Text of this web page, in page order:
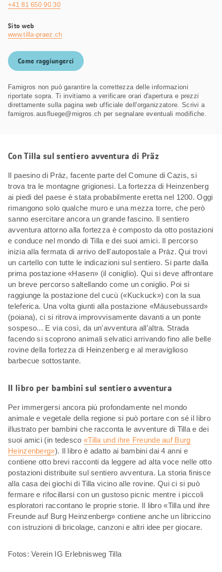
+41 81 650 90 30
Sito web
www.tilla-praez.ch
Come raggiungerci
Famigros non può garantire la correttezza delle informazioni
riportate sopra. Ti invitiamo a verificare orari d'apertura e prezzi
direttamente sulla pagina web ufficiale dell'organizzatore. Scrivi a
famigros.ausfluege@migros.ch per segnalare eventuali modifiche.
Con Tilla sul sentiero avventura di Präz
Il paesino di Präz, facente parte del Comune di Cazis, si
trova tra le montagne grigionesi. La fortezza di Heinzenberg
ai piedi del paese è stata probabilmente eretta nel 1200. Oggi
rimangono solo qualche muro e una mezza torre, che però
sanno esercitare ancora un grande fascino. Il sentiero
avventura attorno alla fortezza è composto da otto postazioni
e conduce nel mondo di Tilla e dei suoi amici. Il percorso
inizia alla fermata di arrivo dell'autopostale a Präz. Qui trovi
un cartello con tutte le indicazioni sul sentiero. Si parte dalla
prima postazione «Hasen» (il coniglio). Qui si deve affrontare
un breve percorso saltellando come un coniglio. Poi si
raggiunge la postazione del cucù («Kuckuck») con la sua
teleferica. Una volta giunti alla postazione «Mäusebussard»
(poiana), ci si ritrova improvvisamente davanti a un ponte
sospeso... E via così, da un'avventura all'altra. Strada
facendo si scoprono animali selvatici arrivando fino alle belle
rovine della fortezza di Heinzenberg e al meraviglioso
barbecue sottostante.
Il libro per bambini sul sentiero avventura
Per immergersi ancora più profondamente nel mondo
animale e vegetale della regione si può portare con sé il libro
illustrato per bambini che racconta le avventure di Tilla e dei
suoi amici (in tedesco «Tilla und ihre Freunde auf Burg
Heinzenberg»). Il libro è adatto ai bambini dai 4 anni e
contiene otto brevi racconti da leggere ad alta voce nelle otto
postazioni distribuite sul sentiero avventura. La storia finisce
alla casa dei giochi di Tilla vicino alle rovine. Qui ci si può
fermare e rifocillarsi con un gustoso picnic mentre i piccoli
esploratori raccontano le proprie storie. Il libro «Tilla und ihre
Freunde auf Burg Heinzenberg» contiene anche un libriccino
con istruzioni di bricolage, canzoni e altri idee per giocare.
Fotos: Verein IG Erlebnisweg Tilla